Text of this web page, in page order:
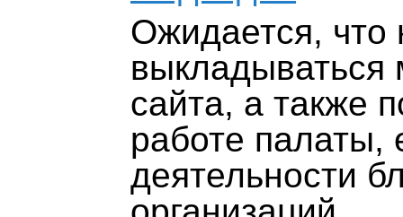
Ожидается, что
выкладываться
сайта, а также
работе палаты,
деятельности